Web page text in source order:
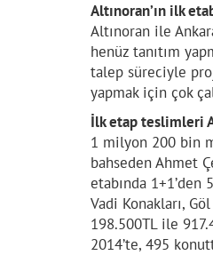
Altınoran’ın ilk
Altınoran ile
henüz tanıtım
talep süreciyle
yapmak için çok
İlk etap teslimleri
1 milyon 200 bin
bahseden Ahmet
etabında 1+1’den
Vadi Konakları,
198.500TL ile
2014’te, 495